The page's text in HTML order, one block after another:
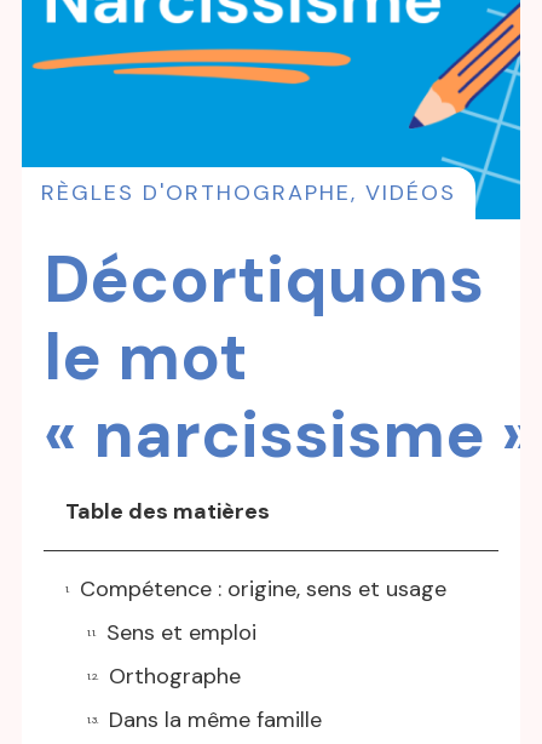
RÈGLES D'ORTHOGRAPHE, VIDÉOS
Décortiquons
le mot
« narcissisme »
Table des matières
Compétence : origine, sens et usage
Sens et emploi
Orthographe
Dans la même famille